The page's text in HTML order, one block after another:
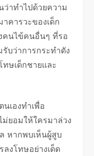
าทำไปด้วยความ
คารวะของเด็ก
คนไข้คนอื่นๆ ที่รอ
บว่าการกระทำดัง
ษเด็กชายและ
นเองทำเพื่อ
ยอมให้ใครมาล่วง
หากพบเห็นผู้สูบ
งโทษอย่างเด็ด